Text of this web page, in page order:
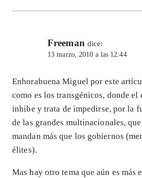
Freeman dice:
13 marzo, 2010 a las 12:44
Enhorabuena Miguel por este
como es los transgénicos, donde el
inhibe y trata de impedirse, por la
de las grandes multinacionales,
mandan más que los gobiernos
élites).
Mas hay otro tema que aún es más